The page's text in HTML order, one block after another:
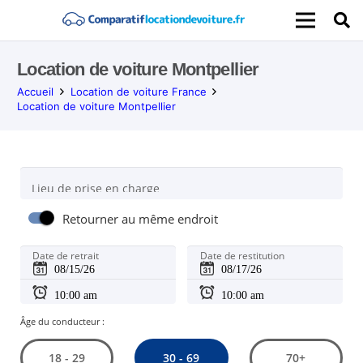
Location de voiture Montpellier
Accueil
Location de voiture France
Location de voiture Montpellier
Lieu de prise en charge
Retourner au même endroit
Date de retrait Date de restitution
Âge du conducteur :
18 - 29 30 - 69 70+